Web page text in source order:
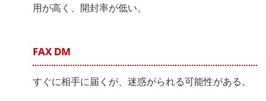
用が高く、開封率が低い。
FAX DM
すぐに相手に届くが、迷惑がられる可能性がある。